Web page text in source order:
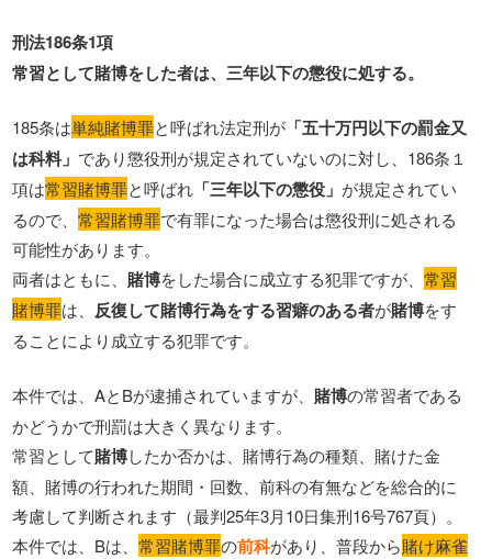
刑法186条1項
常習として賭博をした者は、三年以下の懲役に処する。
185条は単純賭博罪と呼ばれ法定刑が 「五十万円以下の罰金又
は科料」 であり懲役刑が規定されていないのに対し、186条１
項は常習賭博罪と呼ばれ 「三年以下の懲役」 が規定されてい
るので、常習賭博罪で有罪になった場合は懲役刑に処される
可能性があります。
両者はともに、 賭博をした場合に成立する犯罪ですが、常習
賭博罪は、 反復して賭博行為をする習癖のある者が賭博をす
ることにより成立する犯罪です。
本件では、AとBが逮捕されていますが、 賭博の常習者である
かどうかで刑罰は大きく異なります。
常習として賭博したか否かは、賭博行為の種類、賭けた金
額、賭博の行われた期間・回数、前科の有無などを総合的に
考慮して判断されます（最判25年3月10日集刑16号767頁）。
本件では、Bは、常習賭博罪の前科があり、普段から賭け麻雀